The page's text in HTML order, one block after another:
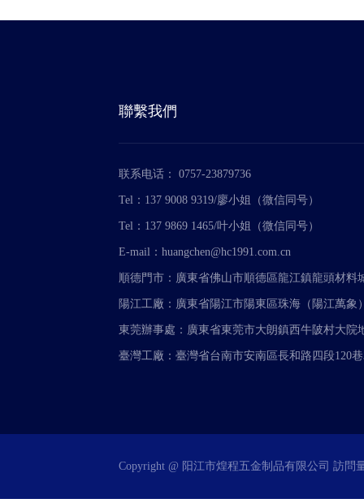
聯繫我們
联系电话： 0757-23879736
Tel：137 9008 9319/廖小姐（微信同号）
Tel：137 9869 1465/叶小姐（微信同号）
E-mail：huangchen@hc1991.com.cn
順德門市：廣東省佛山市順德區龍江鎮龍頭材料
陽江工廠：廣東省陽江市陽東區珠海（陽江萬象
東莞辦事處：廣東省東莞市大朗鎮西牛陂村大院
臺灣工廠：臺灣省台南市安南區長和路四段120
Copyright @ 阳江市煌程五金制品有限公司 訪問